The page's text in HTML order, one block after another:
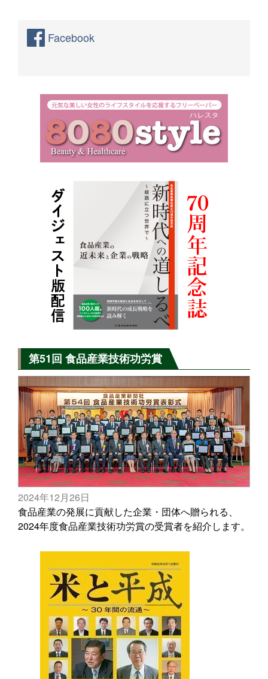
Facebook
第51回 食品産業技術功労賞
2024年12月26日
食品産業の発展に貢献した企業・団体へ贈られる、
2024年度食品産業技術功労賞の受賞者を紹介します。